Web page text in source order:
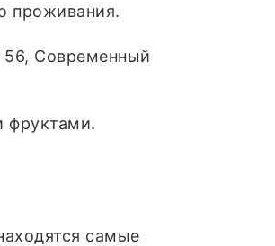
проживания.
Современный
фруктами.
самые